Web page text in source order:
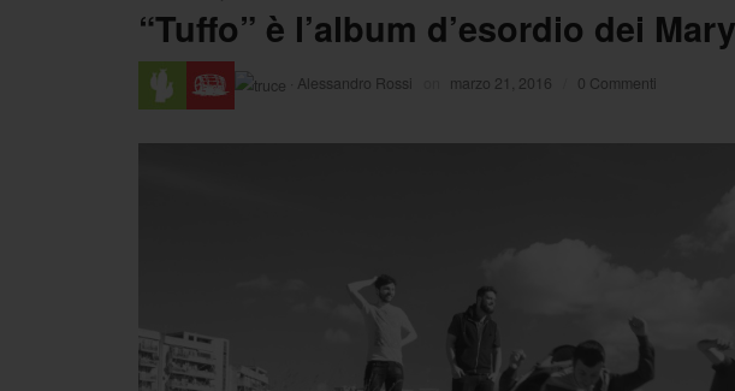
“Tuffo” è l’album d’esordio dei
Alessandro Rossi marzo 21, 2016 0 Commenti